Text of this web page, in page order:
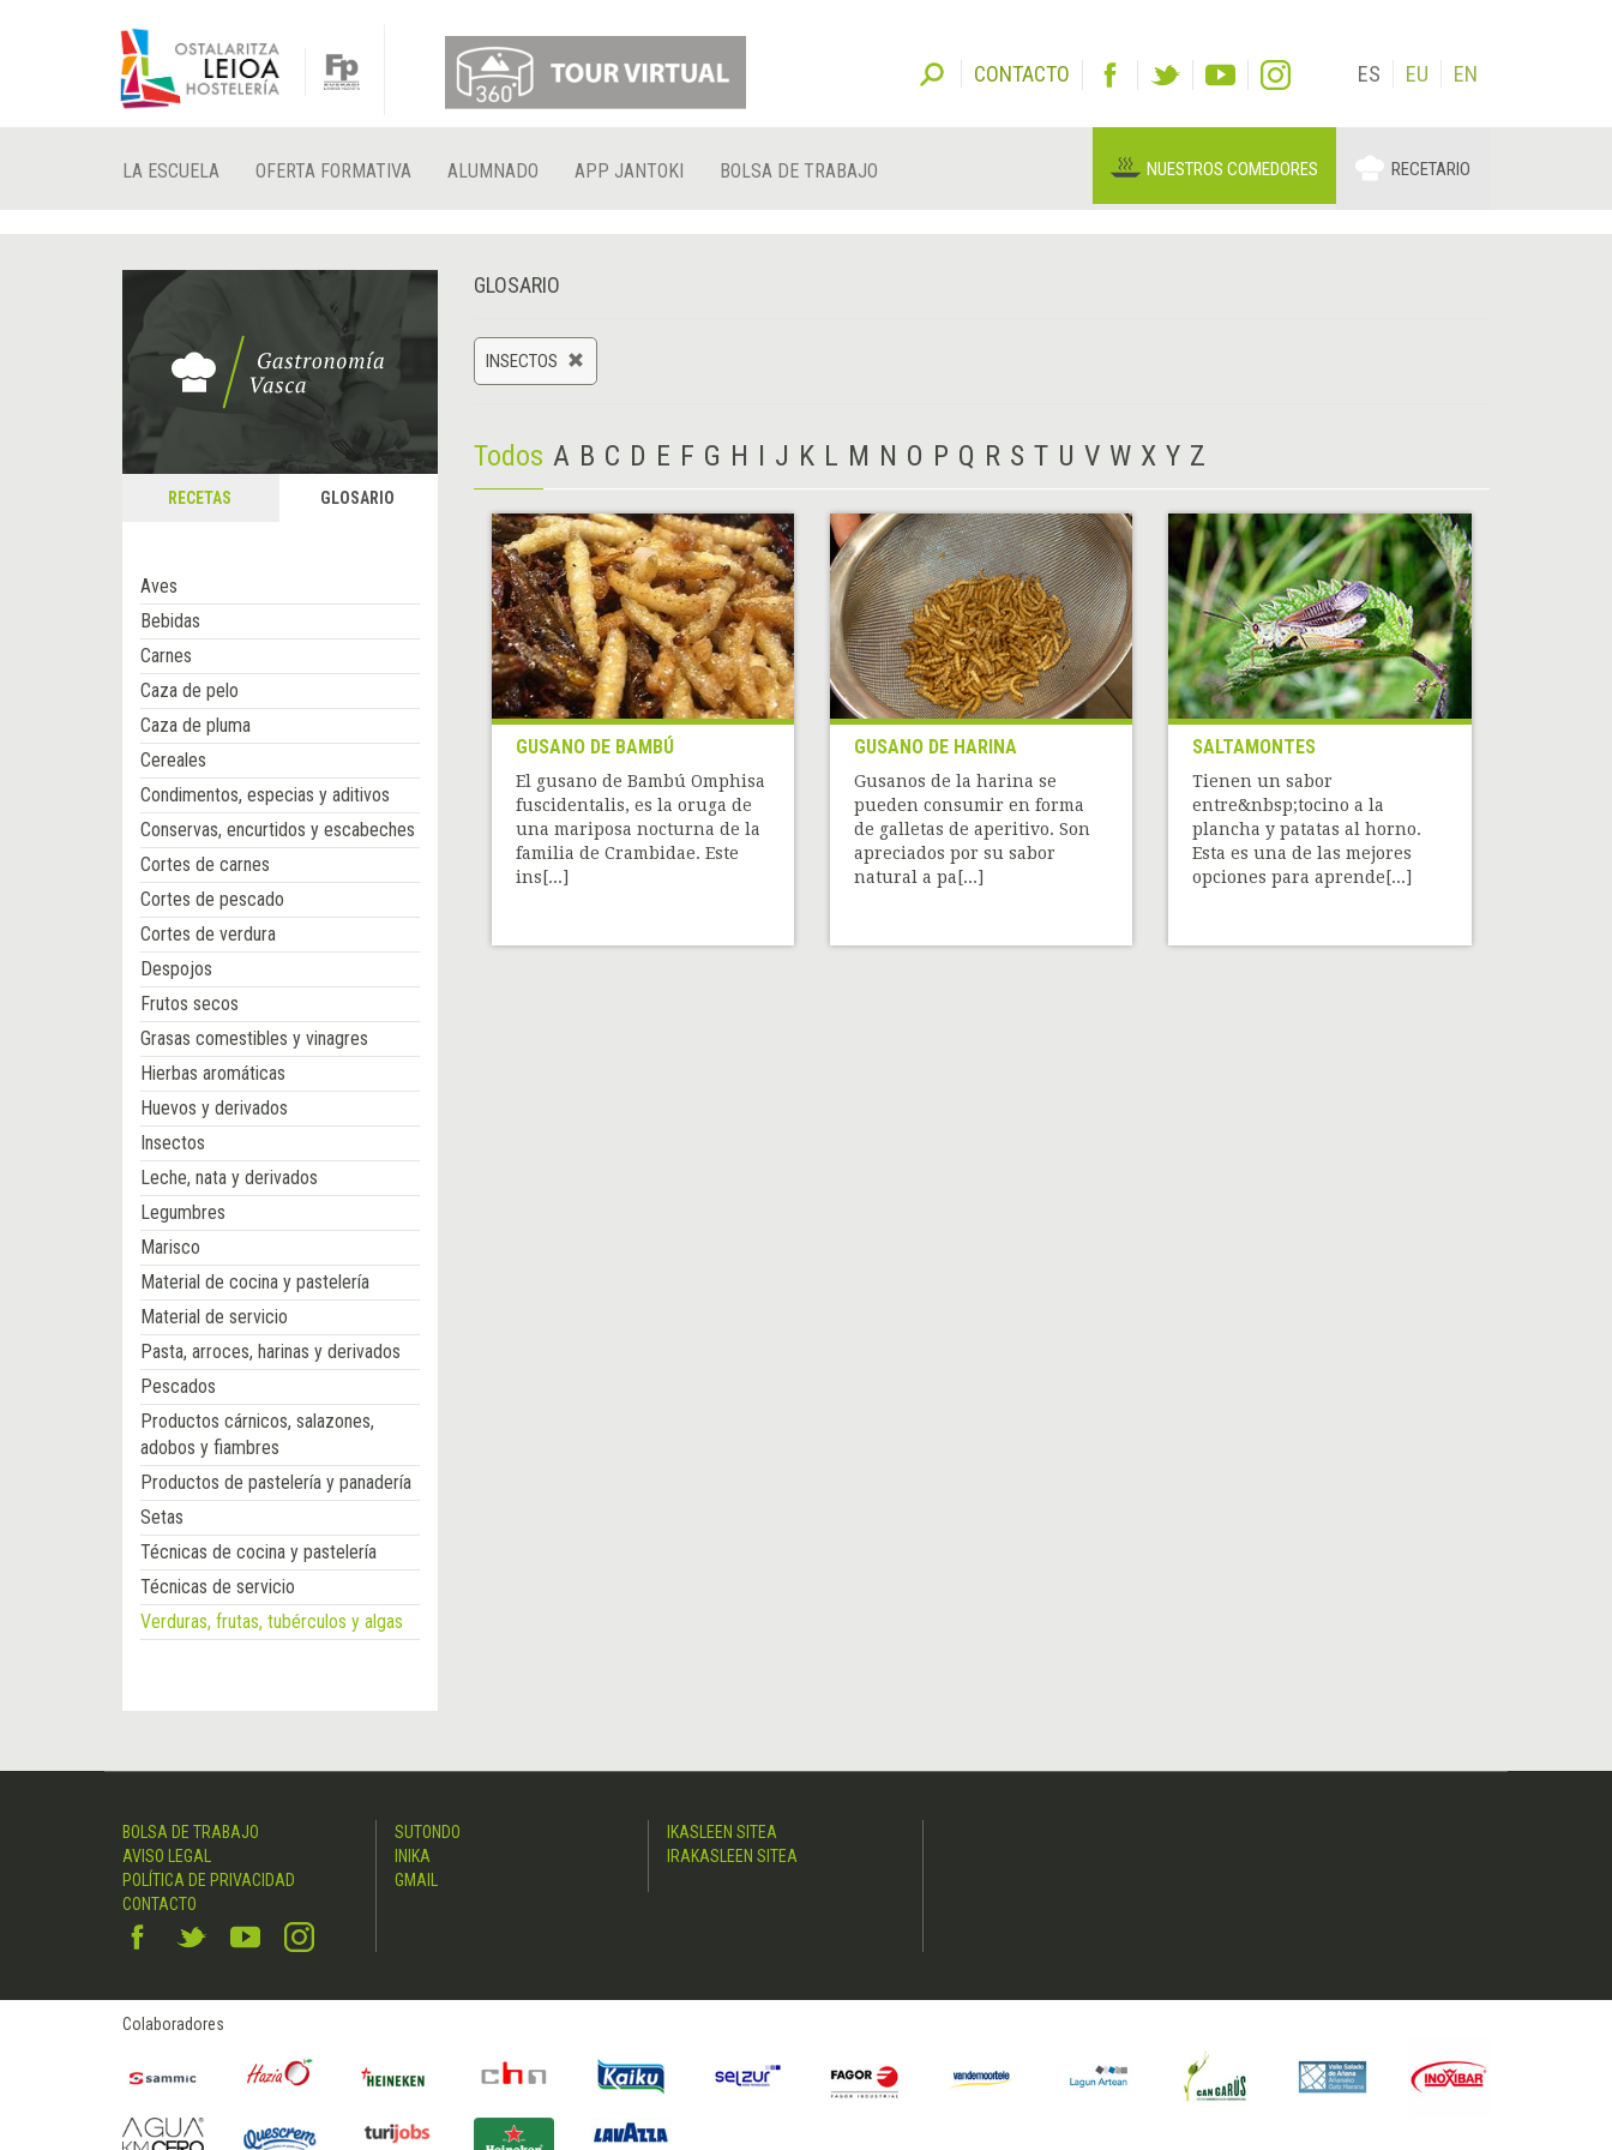
CONTACTO ES EU EN
LA ESCUELA OFERTA FORMATIVA ALUMNADO APP JANTOKI BOLSA DE TRABAJO NUESTROS COMEDORES RECETARIO
RECETAS GLOSARIO
Aves
Bebidas
Carnes
Caza de pelo
Caza de pluma
Cereales
Condimentos, especias y aditivos
Conservas, encurtidos y escabeches
Cortes de carnes
Cortes de pescado
Cortes de verdura
Despojos
Frutos secos
Grasas comestibles y vinagres
Hierbas aromáticas
Huevos y derivados
Insectos
Leche, nata y derivados
Legumbres
Marisco
Material de cocina y pastelería
Material de servicio
Pasta, arroces, harinas y derivados
Pescados
Productos cárnicos, salazones,
adobos y fiambres
Productos de pastelería y panadería
Setas
Técnicas de cocina y pastelería
Técnicas de servicio
Verduras, frutas, tubérculos y algas
GLOSARIO
INSECTOS
Todos A B C D E F G H I J K L M N O P Q R S T U V W X Y Z
GUSANO DE BAMBÚ
El gusano de Bambú Omphisa
fuscidentalis, es la oruga de
una mariposa nocturna de la
familia de Crambidae. Este
ins[...]
GUSANO DE HARINA
Gusanos de la harina se
pueden consumir en forma
de galletas de aperitivo. Son
apreciados por su sabor
natural a pa[...]
SALTAMONTES
Tienen un sabor
entre&nbsp;tocino a la
plancha y patatas al horno.
Esta es una de las mejores
opciones para aprende[...]
BOLSA DE TRABAJO
AVISO LEGAL
POLÍTICA DE PRIVACIDAD
CONTACTO
SUTONDO
INIKA
GMAIL
IKASLEEN SITEA
IRAKASLEEN SITEA
Colaboradores